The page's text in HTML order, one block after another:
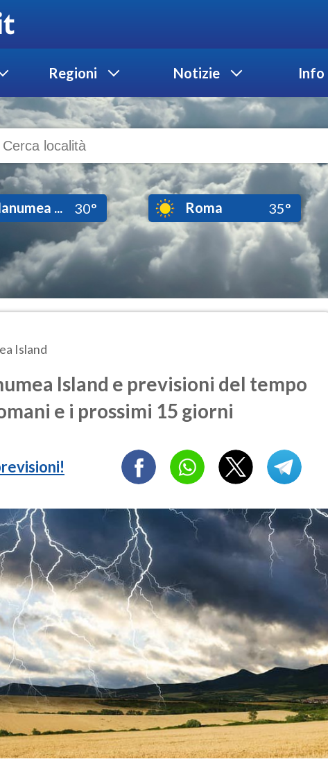
Regioni Notizie Info
... 30° Roma 35°
Island
Island e previsioni del tempo
e i prossimi 15 giorni